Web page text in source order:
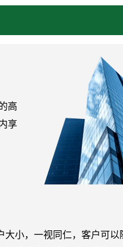
高
享
大小，一视同仁，客户可以